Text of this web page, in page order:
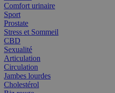
Comfort urinaire
Sport
Prostate
Stress et Sommeil
CBD
Sexualité
Articulation
Circulation
Jambes lourdes
Cholestérol